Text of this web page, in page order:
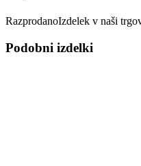
RazprodanoIzdelek v naši
Podobni izdelki